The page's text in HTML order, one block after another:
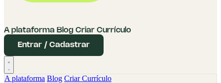
A plataforma Blog Criar Currículo
Entrar / Cadastrar
A plataforma Blog Criar Currículo